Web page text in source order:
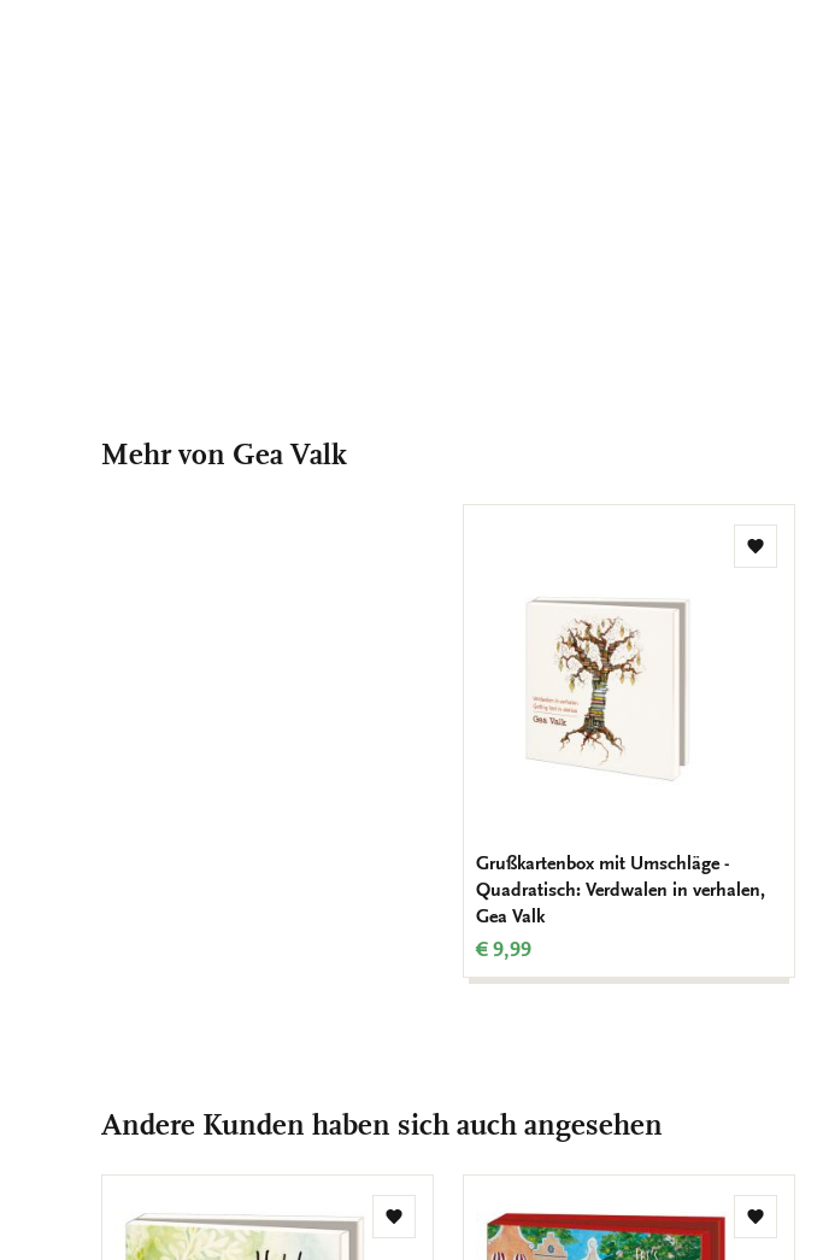
Mehr von Gea Valk
Zur
Grußkartenbox mit Umschläge -
Quadratisch: Verdwalen in verhalen,
Gea Valk
€ 9,99
Andere Kunden haben sich auch angesehen
Zur
Wunschliste
Zur